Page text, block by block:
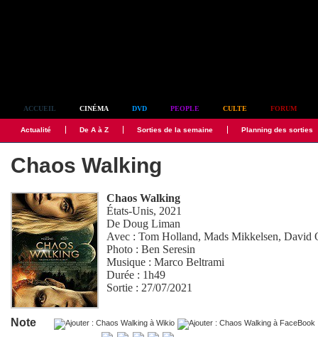
ACCUEIL CINÉMA DVD PEOPLE CULTE FORUM
Actualité De A à Z Sorties de la semaine Planning des sorties
Chaos Walking
Chaos Walking
États-Unis, 2021
DeDoug Liman
Avec :Tom Holland,Mads Mikkelsen,David
Photo :Ben Seresin
Musique :Marco Beltrami
Durée : 1h49
Sortie : 27/07/2021
Note